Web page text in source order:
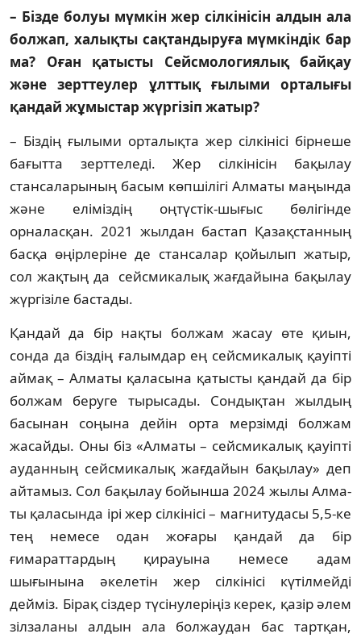
– Бізде болуы мүмкін жер сілкі­ніс­ін ал­дын ала
болжап, халықты сақ­тан­дыруға мүмкіндік бар
ма? Оған қа­тыс­ты Сейсмологиялық байқау
және зерт­теулер ұлттық ғылыми орталығы
қан­дай жұмыстар жүргізіп жатыр?
– Біздің ғылыми орталықта жер сілкінісі бірнеше
бағытта зерттеледі. Жер сілкінісін бақылау
стансаларының басым көпшілігі Алматы маңында
және еліміздің оңтүстік-шығыс бөлігінде
орналасқан. 2021 жылдан бастап Қазақстанның
басқа өңірлері­не де стансалар қойылып жатыр,
сол жақтың да сейсмикалық жағдайына бақылау
жүргі­зі­ле бастады.
Қандай да бір нақты болжам жасау өте қиын,
сонда да біздің ғалымдар ең сейсми­ка­лық қауіпті
аймақ – Алматы қаласына қатысты қандай да бір
болжам беруге тыры­сады. Сондықтан жылдың
басынан соңына дейін орта мерзімді болжам
жасайды. Оны біз «Алматы – сейсмикалық қауіпті
ауданның сейсмикалық жағдайын бақылау» деп
ай­тамыз. Сол бақылау бойынша 2024 жылы Ал­ма­
ты қаласында ірі жер сілкінісі – магни­тудасы 5,5-ке
тең немесе одан жоғары қан­дай да бір
ғимараттардың қирауына немесе адам
шығынына әкелетін жер сілкінісі күтіл­мейді
дейміз. Бірақ сіздер түсінулеріңіз керек, қазір әлем
зілзаланы алдын ала бол­жаудан бас тартқан,